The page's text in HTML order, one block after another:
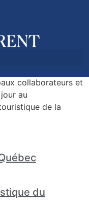
collaborateurs et
au
de la
du